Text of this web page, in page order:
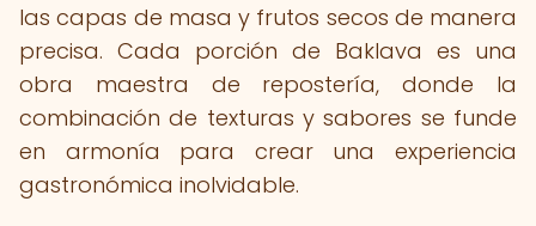
las capas de masa y frutos secos de manera
precisa. Cada porción de Baklava es una
obra maestra de repostería, donde la
combinación de texturas y sabores se funde
en armonía para crear una experiencia
gastronómica inolvidable.